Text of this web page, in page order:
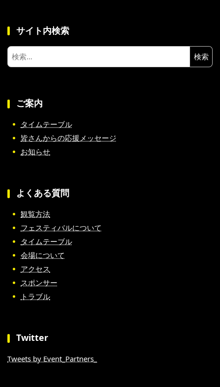
サイト内検索
検
索:
ご案内
タイムテーブル
皆さんからの応援メッセージ
お知らせ
よくある質問
観覧方法
フェスティバルについて
タイムテーブル
会場について
アクセス
スポンサー
トラブル
Twitter
Tweets by Event_Partners_